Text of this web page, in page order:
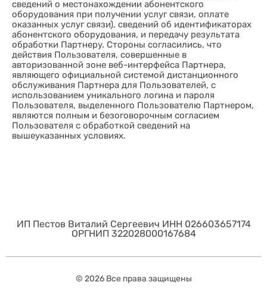
сведений о местонахождении абонентского
оборудования при получении услуг связи, оплате
оказанных услуг связи), сведений об идентификаторах
абонентского оборудования, и передачу результата
обработки Партнеру. Стороны согласились, что
действия Пользователя, совершенные в
авторизованной зоне веб-интерфейса Партнера,
являющего официальной системой дистанционного
обслуживания Партнера для Пользователей, с
использованием уникального логина и пароля
Пользователя, выделенного Пользователю Партнером,
являются полным и безоговорочным согласием
Пользователя с обработкой сведений на
вышеуказанных условиях.
ИП Пестов Виталий Сергеевич ИНН 026603657174
ОРГНИП 322028000167684
© 2026 Все права защищены